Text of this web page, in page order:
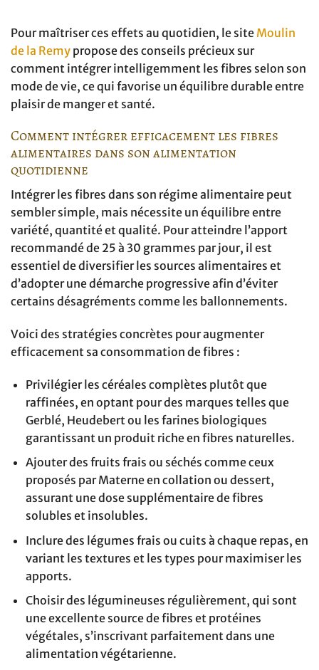
Pour maîtriser ces effets au quotidien, le site Moulin
de la Remy propose des conseils précieux sur
comment intégrer intelligemment les fibres selon son
mode de vie, ce qui favorise un équilibre durable entre
plaisir de manger et santé.
Comment intégrer efficacement les fibres
alimentaires dans son alimentation
quotidienne
Intégrer les fibres dans son régime alimentaire peut
sembler simple, mais nécessite un équilibre entre
variété, quantité et qualité. Pour atteindre l’apport
recommandé de 25 à 30 grammes par jour, il est
essentiel de diversifier les sources alimentaires et
d’adopter une démarche progressive afin d’éviter
certains désagréments comme les ballonnements.
Voici des stratégies concrètes pour augmenter
efficacement sa consommation de fibres :
Privilégier les céréales complètes plutôt que
raffinées, en optant pour des marques telles que
Gerblé, Heudebert ou les farines biologiques
garantissant un produit riche en fibres naturelles.
Ajouter des fruits frais ou séchés comme ceux
proposés par Materne en collation ou dessert,
assurant une dose supplémentaire de fibres
solubles et insolubles.
Inclure des légumes frais ou cuits à chaque repas, en
variant les textures et les types pour maximiser les
apports.
Choisir des légumineuses régulièrement, qui sont
une excellente source de fibres et protéines
végétales, s’inscrivant parfaitement dans une
alimentation végétarienne.